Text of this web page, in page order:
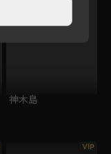
神木島
VIP